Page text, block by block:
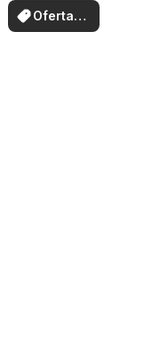
Ofertas
locales